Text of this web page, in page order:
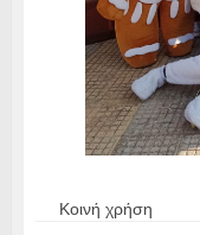
Κοινή χρήση